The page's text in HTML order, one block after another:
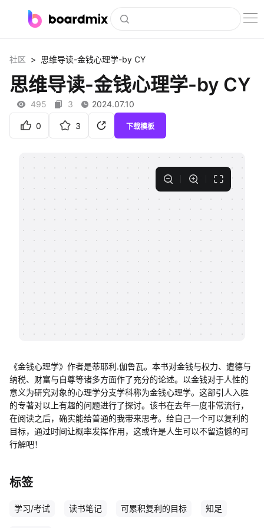
社区资源
下载
私有化部署
客户案例
支持
社区 > 思维导读-金钱心理学-by CY
思维导读-金钱心理学-by CY
495 3 2024.07.10
0 3 下载模板
《金钱心理学》作者是蒂耶利.伽鲁瓦。本书对金钱与权力、遭德与
纳税、财富与自尊等诸多方面作了充分的论述。以金钱对于人性的
意义为研究对象的心理学分支学科称为金钱心理学。这部引人入胜
的专著对以上有趣的问题进行了探讨。该书在去年一度非常流行，
在阅读之后，确实能给普通的我带来思考。给自己一个可以复利的
目标，通过时间让概率发挥作用，这或许是人生可以不留遗憾的可
行解吧！
标签
学习/考试 读书笔记 可累积复利的目标 知足